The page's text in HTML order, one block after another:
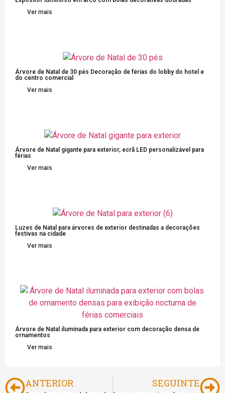
Ver mais
Árvore de Natal de 30 pés Decoração de férias do lobby do hotel e
do centro comercial
Ver mais
Árvore de Natal gigante para exterior, ecrã LED personalizável para
férias
Ver mais
Luzes de Natal para árvores de exterior destinadas a decorações
festivas na cidade
Ver mais
Árvore de Natal iluminada para exterior com decoração densa de
ornamentos
Ver mais
ANTERIOR SEGUINTE